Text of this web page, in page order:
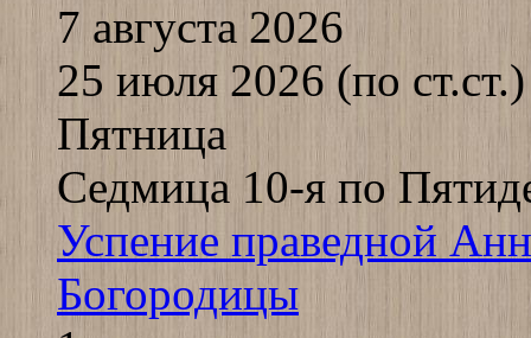
7 августа 2026
25 июля 2026 (по ст.ст.)
Пятница
Седмица 10-я по
Успение праведной
Богородицы